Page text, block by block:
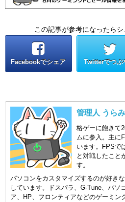
この記事が参考になったらシ
Facebookでシェア Twitterでつぶ
管理人 うら
格ゲーに飽きて
ムに参入。主に
います。FPSで
と対戦したこと
す。
パソコンをカスタマイズするのが好き
しています。ドスパラ、G-Tune、パソ
ア、HP、フロンティアなどのゲーミン